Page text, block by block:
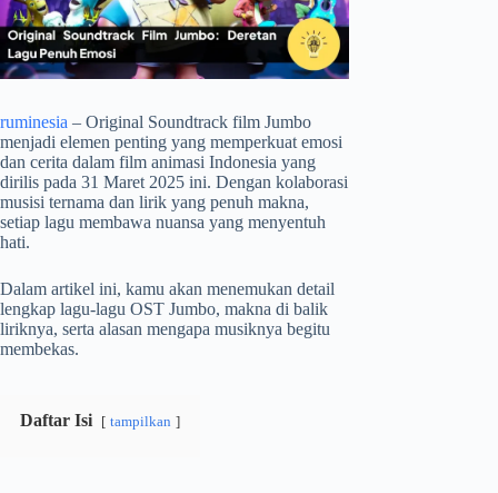
ruminesia – Original Soundtrack film Jumbo
menjadi elemen penting yang memperkuat emosi
dan cerita dalam film animasi Indonesia yang
dirilis pada 31 Maret 2025 ini. Dengan kolaborasi
musisi ternama dan lirik yang penuh makna,
setiap lagu membawa nuansa yang menyentuh
hati.
Dalam artikel ini, kamu akan menemukan detail
lengkap lagu-lagu OST Jumbo, makna di balik
liriknya, serta alasan mengapa musiknya begitu
membekas.
Daftar Isi tampilkan